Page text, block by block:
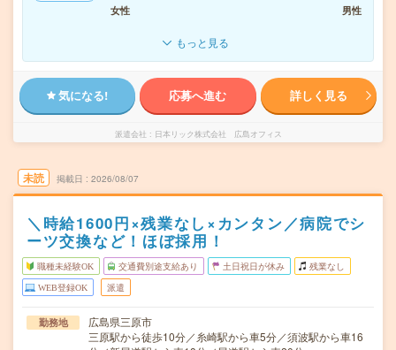
女性
男性
もっと見る
気になる! 応募へ進む 詳しく見る
派遣会社 日本リック株式会社 広島オフィス
未読 掲載日 2026/08/07
＼時給1600円×残業なし×カンタン／病院でシ
ーツ交換など！ほぼ採用！
職種未経験OK 交通費別途支給あり 土日祝日が休み 残業なし
WEB登録OK 派遣
勤務地
広島県三原市
三原駅から徒歩10分／糸崎駅から車5分／須波駅から車16